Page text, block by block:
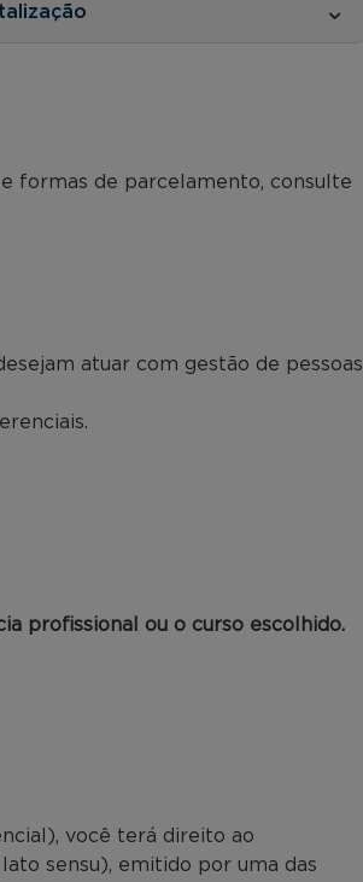
formas de parcelamento, consulte
atuar com gestão de pessoas
profissional ou o curso escolhido.
você terá direito ao
sensu), emitido por uma das